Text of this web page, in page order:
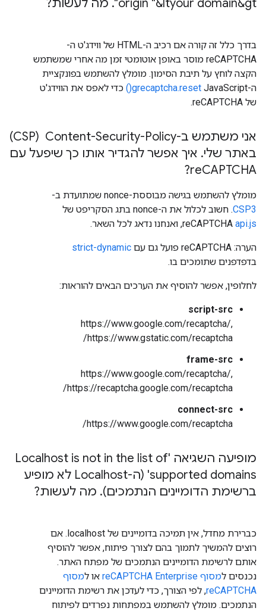
origin "&ltyour domain&gt"
. מה לעשות?
בדרך כלל זה קורה אם רכיב ה-HTML של ווידג'ט ה-
reCAPTCHA מוסר באופן אוטומטי זמן מה אחרי שמשתמש
הקצה לוחץ על תיבת הסימון. מומלץ להשתמש בפונקציית
ה-JavaScript‏
grecaptcha.reset()
כדי לאפס את הווידג'ט
של reCAPTCHA.
אני משתמש ב-Content-Security-Policy ‏ (CSP)
באתר שלי. איך אפשר להגדיר אותו כך שיפעל עם
reCAPTCHA?
מומלץ להשתמש בגישה מבוססת-nonce שמתועדת ב-
CSP3
. חשוב לכלול את ה-nonce בתג הסקריפט של
reCAPTCHA api.js , ואנחנו נדאג לכל השאר.
הערה: reCAPTCHA פועל גם עם
strict-dynamic
בדפדפנים שתומכים בו.
לחלופין, אפשר להוסיף את הערכים הבאים להוראות:
script-src
https://www.google.com/recaptcha/,
https://www.gstatic.com/recaptcha/
frame-src
https://www.google.com/recaptcha/,
https://recaptcha.google.com/recaptcha/
connect-src
https://www.google.com/recaptcha/
מופיעה השגיאה 'Localhost is not in the list of
supported domains' (ה-Localhost לא מופיע
ברשימת הדומיינים הנתמכים). מה לעשות?
כברירת מחדל, אין תמיכה בדומיינים של localhost. אם
רוצים להמשיך לתמוך בהם לצורך פיתוח, אפשר להוסיף
אותם לרשימת הדומיינים הנתמכים של מפתח האתר.
נכנסים למסוף reCAPTCHA Enterprise או למסוף
reCAPTCHA, לפי הצורך, כדי לעדכן את רשימת הדומיינים
הנתמכים. מומלץ להשתמש במפתחות נפרדים לפיתוח